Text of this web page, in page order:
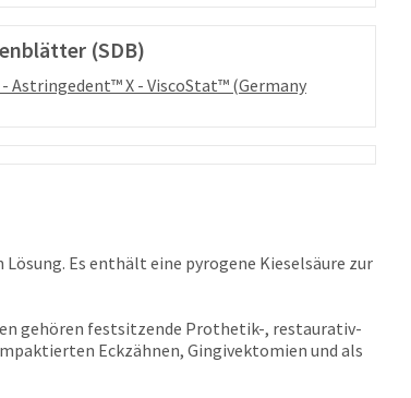
(SDB)
Astringedent™ X - ViscoStat™ (Germany
Es enthält eine pyrogene Kieselsäure zur
gehören festsitzende Prothetik-, restaurativ-
Eckzähnen, Gingivektomien und als